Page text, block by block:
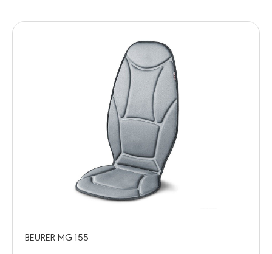
BEURER MG 155